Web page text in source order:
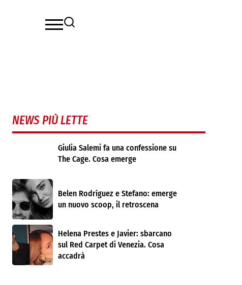
NEWS PIÙ LETTE
Giulia Salemi fa una confessione su
The Cage. Cosa emerge
Belen Rodríguez e Stefano: emerge
un nuovo scoop, il retroscena
Helena Prestes e Javier: sbarcano
sul Red Carpet di Venezia. Cosa
accadrà